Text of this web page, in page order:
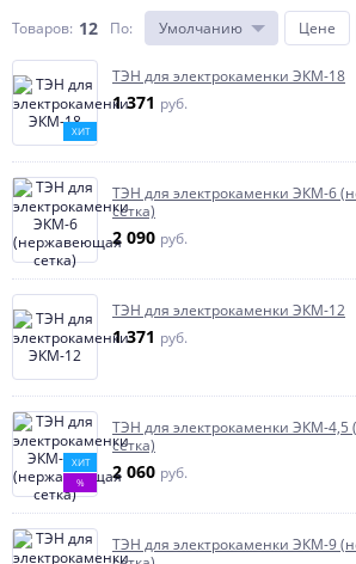
Товаров: 12 По: Умолчанию Цене
ХИТ
ТЭН для электрокаменки ЭКМ-18
1 371 руб.
ТЭН для электрокаменки ЭКМ-6
сетка)
2 090 руб.
ТЭН для электрокаменки ЭКМ-12
1 371 руб.
ХИТ
%
ТЭН для электрокаменки ЭКМ-
сетка)
2 060 руб.
ТЭН для электрокаменки ЭКМ-9